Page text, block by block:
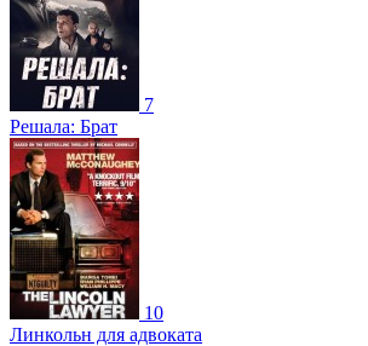
7
Решала: Брат
10
Линкольн для адвоката